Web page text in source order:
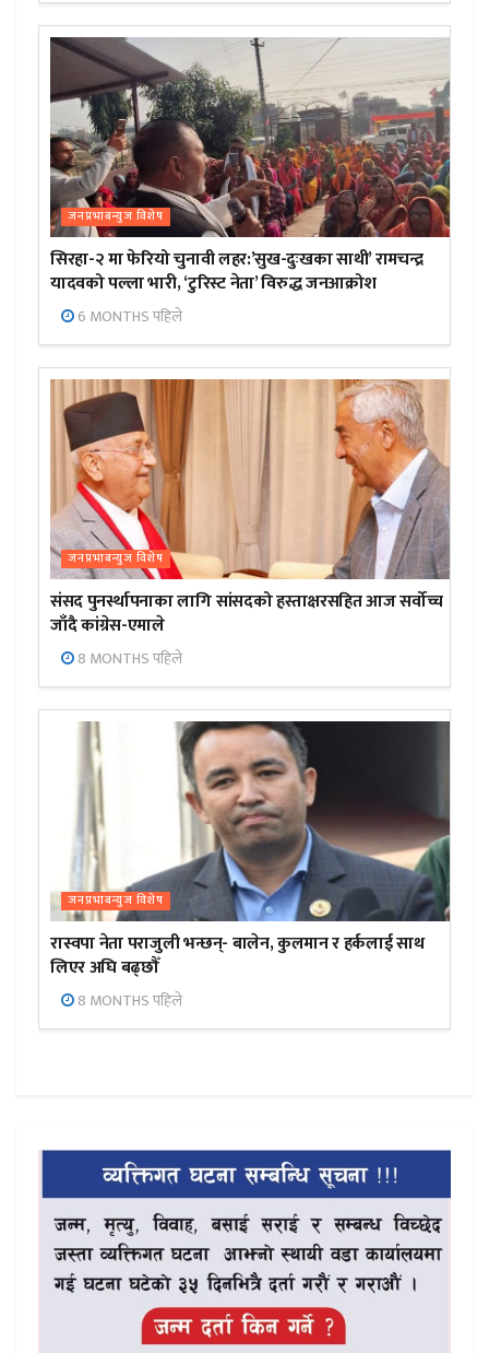
जनप्रभाबन्युज विशेष
सिरहा-२ मा फेरियो चुनावी लहर:’सुख-दुःखका साथी’ रामचन्द्र
यादवको पल्ला भारी, ‘टुरिस्ट नेता’ विरुद्ध जनआक्रोश
6 MONTHS पहिले
जनप्रभाबन्युज विशेष
संसद पुनर्स्थापनाका लागि सांसदको हस्ताक्षरसहित आज सर्वोच्च
जाँदै कांग्रेस-एमाले
8 MONTHS पहिले
जनप्रभाबन्युज विशेष
रास्वपा नेता पराजुली भन्छन्- बालेन, कुलमान र हर्कलाई साथ
लिएर अघि बढ्छौँ
8 MONTHS पहिले